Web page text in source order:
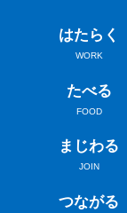
はたらく
WORK
たべる
FOOD
まじわる
JOIN
つながる